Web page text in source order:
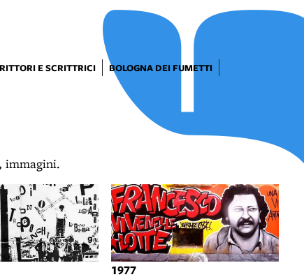
E SCRITTRICI
BOLOGNA DEI FUMETTI
immagini.
1977